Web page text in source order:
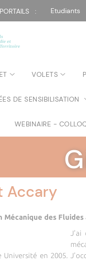
: Etudiants
VOLETS
DE SENSIBILISATION
WEBINAIRE -
Accary
Mécanique des
J'ai
Université en 2005.